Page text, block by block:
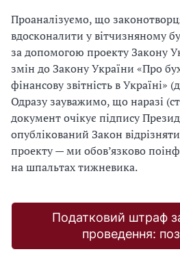
Проаналізуємо, що
вдосконалити у вітчизняному
за допомогою проекту Закону
змін до Закону України «Про
фінансову звітність в Україні»
Одразу зауважимо, що наразі
документ очікує підпису
опублікований Закон
проекту — ми обов’язково
на шпальтах тижневика.
Податковий штраф
проведення: